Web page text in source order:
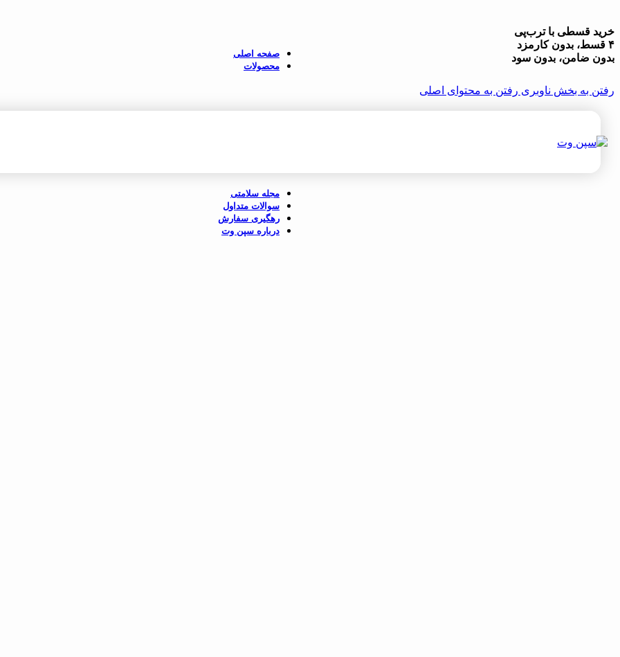
خرید قسطی با ترب‌پی
۴ قسط، بدون کارمزد
بدون ضامن، بدون سود
رفتن به بخش ناوبری رفتن به محتوای اصلی
صفحه اصلی
محصولات
سگهای کوچک
تشویقی گربه
مجله سلامتی
سوالات متداول
رهگیری سفارش
درباره سپن وت